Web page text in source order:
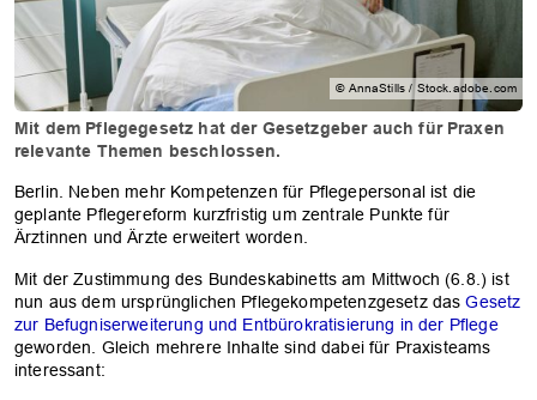
© AnnaStills / Stock.adobe.com
Mit dem Pflegegesetz hat der Gesetzgeber auch für Praxen
relevante Themen beschlossen.
Berlin. Neben mehr Kompetenzen für Pflegepersonal ist die
geplante Pflegereform kurzfristig um zentrale Punkte für
Ärztinnen und Ärzte erweitert worden.
Mit der Zustimmung des Bundeskabinetts am Mittwoch (6.8.) ist
nun aus dem ursprünglichen Pflegekompetenzgesetz dasGesetz
zur Befugniserweiterung und Entbürokratisierung in der Pflege
geworden. Gleich mehrere Inhalte sind dabei für Praxisteams
interessant: